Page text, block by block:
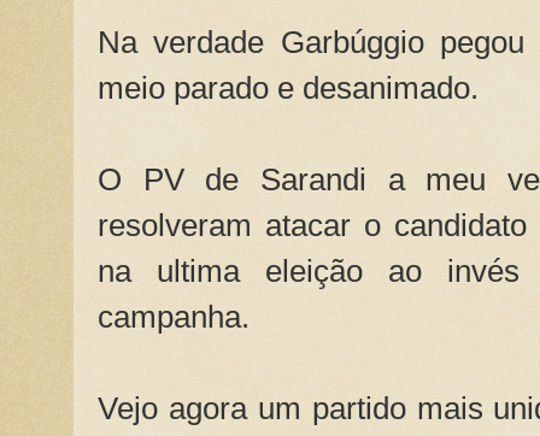
Na verdade Garbúggio
meio parado e desanimado.
O PV de Sarandi a meu
resolveram atacar o
na ultima eleição ao
campanha.
Vejo agora um partido mais